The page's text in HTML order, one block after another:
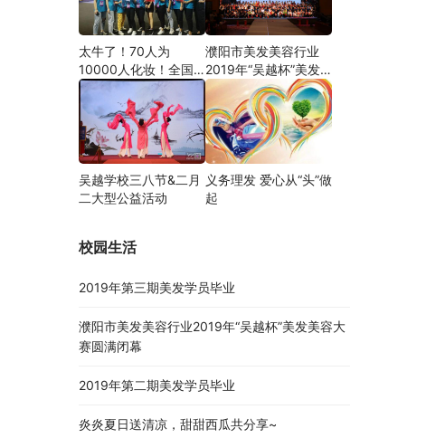
太牛了！70人为
10000人化妆！全国
关注的盛事你知道吗？
濮阳市美发美容行业
2019年“吴越杯”美发
美容大赛圆满闭幕
吴越学校三八节&二月
二大型公益活动
义务理发 爱心从“头”做
起
校园生活
2019年第三期美发学员毕业
濮阳市美发美容行业2019年“吴越杯”美发美容大
赛圆满闭幕
2019年第二期美发学员毕业
炎炎夏日送清凉，甜甜西瓜共分享~